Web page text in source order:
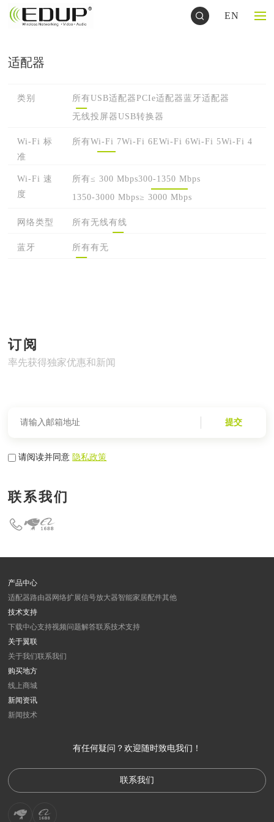
EN
适配器
类别 所有USB适配器PCIe适配器蓝牙适配器
无线投屏器USB转换器
Wi-Fi 标
准
所有Wi-Fi 7Wi-Fi 6EWi-Fi 6Wi-Fi 5Wi-Fi 4
Wi-Fi 速
度
所有≤ 300 Mbps300-1350 Mbps
1350-3000 Mbps≥ 3000 Mbps
网络类型 所有 无线有线
蓝牙 所有有 无
订阅
率先获得独家优惠和新闻
提交
请阅读并同意隐私政策
联系我们
产品中心
适配器路由器 网络扩展信号放大器智能家居配件其他
技术支持
下载中心支持视频问题解答联系技术支持
关于翼联
关于我们联系我们
购买地方
线上商城
新闻资讯
新闻技术
有任何疑问？欢迎随时致电我们！
联系我们